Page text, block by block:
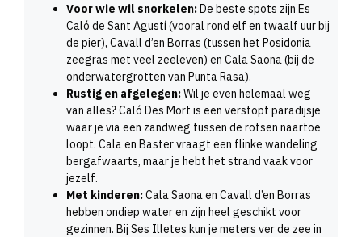
Voor wie wil snorkelen:De beste spots zijn Es
Caló de Sant Agustí (vooral rond elf en twaalf uur bij
de pier), Cavall d’en Borras (tussen het Posidonia
zeegras met veel zeeleven) en Cala Saona (bij de
onderwatergrotten van Punta Rasa).
Rustig en afgelegen:Wil je even helemaal weg
van alles? Caló Des Mort is een verstopt paradijsje
waar je via een zandweg tussen de rotsen naartoe
loopt. Cala en Baster vraagt een flinke wandeling
bergafwaarts, maar je hebt het strand vaak voor
jezelf.
Met kinderen:Cala Saona en Cavall d’en Borras
hebben ondiep water en zijn heel geschikt voor
gezinnen. Bij Ses Illetes kun je meters ver de zee in